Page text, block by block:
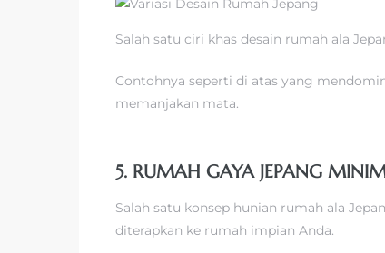
Salah satu ciri khas desain rumah ala
Contohnya seperti di atas yang
memanjakan mata.
5. RUMAH GAYA JEPANG
Salah satu konsep hunian rumah ala
diterapkan ke rumah impian Anda.